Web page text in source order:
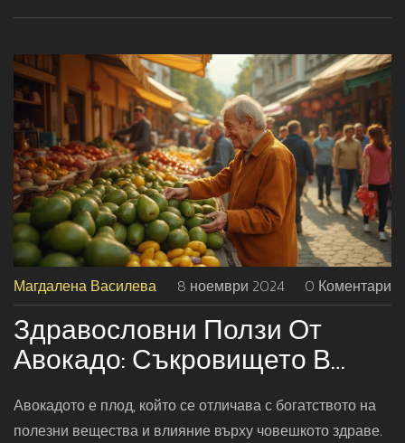
Магдалена Василева 8 ноември 2024 0 Коментари
Здравословни Ползи От
Авокадо: Съкровището В
Кухнята
Авокадото е плод, който се отличава с богатството на
полезни вещества и влияние върху човешкото здраве.